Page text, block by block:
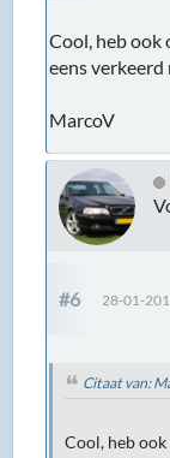
Cool, heb ook
eens verkeerd
MarcoV
#6 28-01-
Citaat van:
Cool, heb